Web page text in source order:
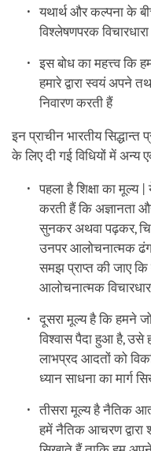
यथार्थ और कल्पना के
विश्लेषणपरक
इस बोध का महत्त्व कि
हमारे द्वारा स्वयं अपने
निवारण करती हैं
इन प्राचीन भारतीय
के लिए दी गई विधियों में अन्य
पहला है शिक्षा का मूल्य
करती हैं कि अज्ञानता
सुनकर अथवा पढ़कर,
उनपर आलोचनात्मक
समझ प्राप्त की जाए
आलोचनात्मक
दूसरा मूल्य है कि हमने
विश्वास पैदा हुआ है,
लाभप्रद आदतों को
ध्यान साधना का मार्ग
तीसरा मूल्य है नैतिक
हमें नैतिक आचरण द्वारा